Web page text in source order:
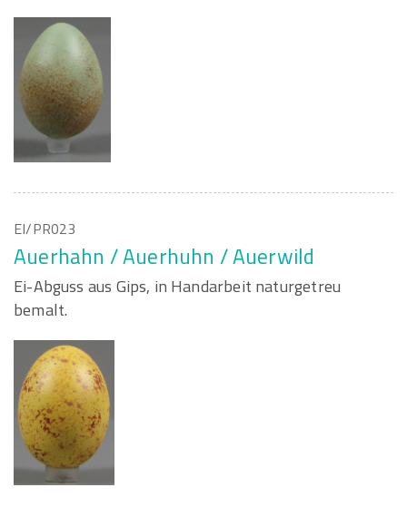
EI/PR023
Auerhahn / Auerhuhn / Auerwild
Ei-Abguss aus Gips, in Handarbeit naturgetreu
bemalt.